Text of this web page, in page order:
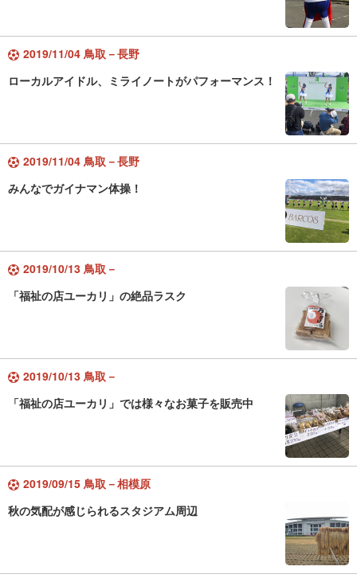
2019/11/04 鳥取－長野
ローカルアイドル、ミライノートがパフォーマンス！
2019/11/04 鳥取－長野
みんなでガイナマン体操！
2019/10/13 鳥取－
「福祉の店ユーカリ」の絶品ラスク
2019/10/13 鳥取－
「福祉の店ユーカリ」では様々なお菓子を販売中
2019/09/15 鳥取－相模原
秋の気配が感じられるスタジアム周辺